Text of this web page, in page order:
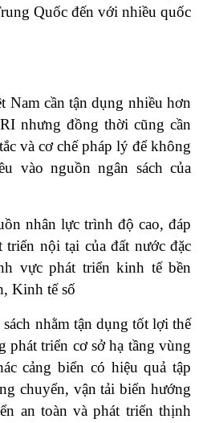
Quốc đến với nhiều quốc
Nam cần tận dụng nhiều hơn
nhưng đồng thời cũng cần
và cơ chế pháp lý để không
vào nguồn ngân sách của
nhân lực trình độ cao, đáp
triển nội tại của đất nước đặc
vực phát triển kinh tế bền
Kinh tế số
nhằm tận dụng tốt lợi thế
triển cơ sở hạ tầng vùng
cảng biển có hiệu quả tập
chuyển, vận tải biển hướng
an toàn và phát triển thịnh